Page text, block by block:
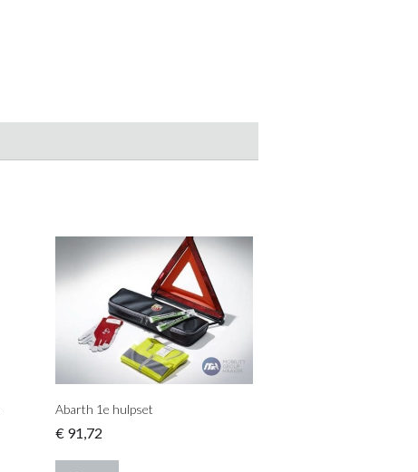
Abarth 1e hulpset
€91,72